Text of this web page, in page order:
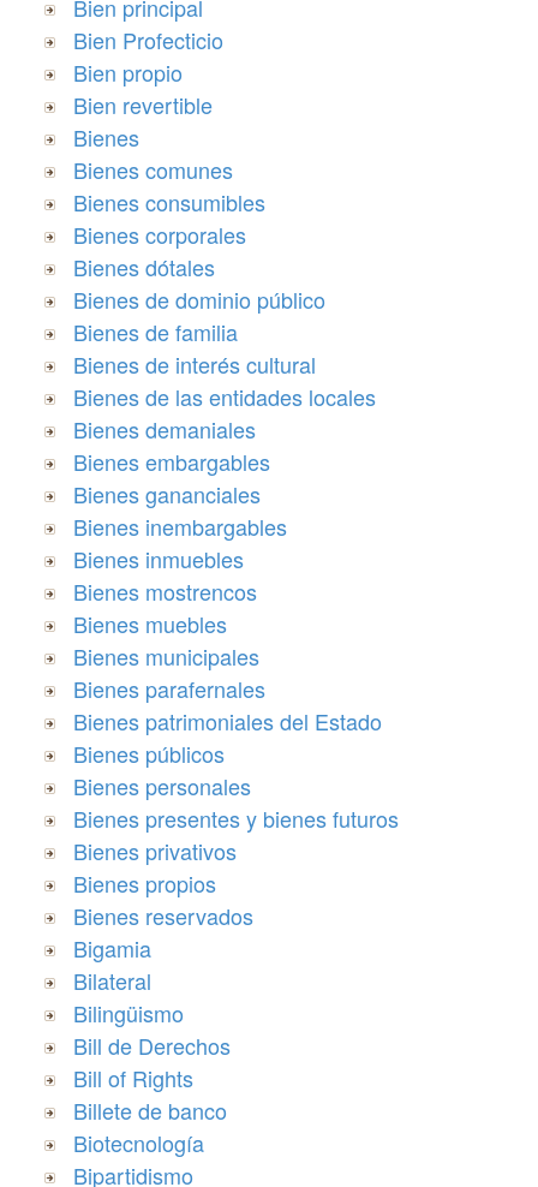
Bien principal
Bien Profecticio
Bien propio
Bien revertible
Bienes
Bienes comunes
Bienes consumibles
Bienes corporales
Bienes dótales
Bienes de dominio público
Bienes de familia
Bienes de interés cultural
Bienes de las entidades locales
Bienes demaniales
Bienes embargables
Bienes gananciales
Bienes inembargables
Bienes inmuebles
Bienes mostrencos
Bienes muebles
Bienes municipales
Bienes parafernales
Bienes patrimoniales del Estado
Bienes públicos
Bienes personales
Bienes presentes y bienes futuros
Bienes privativos
Bienes propios
Bienes reservados
Bigamia
Bilateral
Bilingüismo
Bill de Derechos
Bill of Rights
Billete de banco
Biotecnología
Bipartidismo